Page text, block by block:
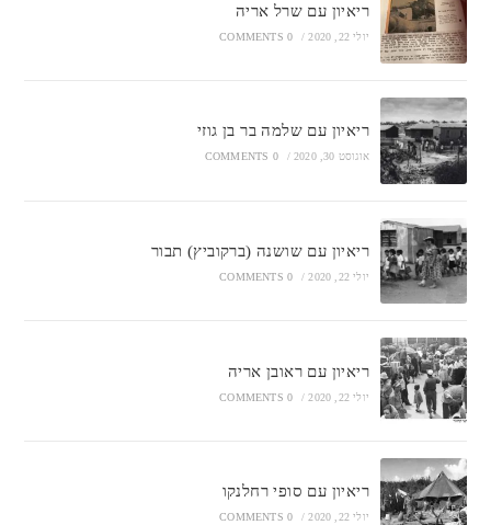
ריאיון עם שרל אריה
יולי 22, 2020 /
0 COMMENTS
ריאיון עם שלמה בר בן גוזי
אוגוסט 30, 2020 /
0 COMMENTS
ריאיון עם שושנה (ברקוביץ) תבור
יולי 22, 2020 /
0 COMMENTS
ריאיון עם ראובן אריה
יולי 22, 2020 /
0 COMMENTS
ריאיון עם סופי רחלנקו
יולי 22, 2020 /
0 COMMENTS